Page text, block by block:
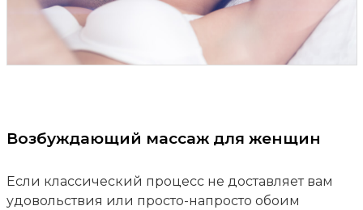
Возбуждающий массаж для женщин
Если классический процесс не доставляет вам
удовольствия или просто-напросто обоим